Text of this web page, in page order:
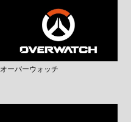
オーバーウォッチ